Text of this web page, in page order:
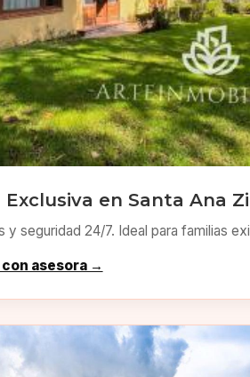
Exclusiva en Santa Ana
y seguridad 24/7. Ideal para familias
asesora →